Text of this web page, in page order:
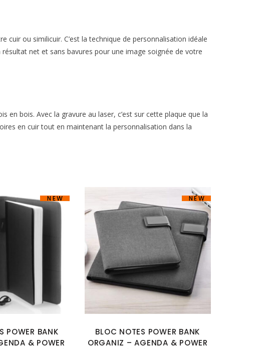
cuir ou similicuir. C’est la technique de personnalisation idéale
net et sans bavures pour une image soignée de votre
en bois. Avec la gravure au laser, c’est sur cette plaque que la
en cuir tout en maintenant la personnalisation dans la
NEW
POWER BANK
& POWER
NEW
BLOC NOTES POWER BANK
ORGANIZ – AGENDA & POWER